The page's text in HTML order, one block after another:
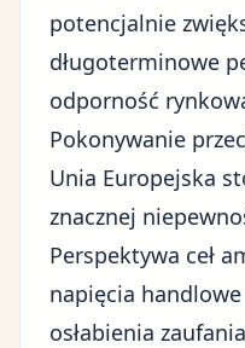
potencjalnie
długoterminowe
odporność
Pokonywanie
Unia Europejska
znacznej
Perspektywa ceł
napięcia handlowe
osłabienia